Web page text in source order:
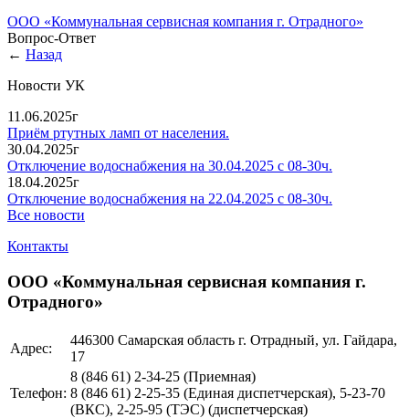
ООО «Коммунальная сервисная компания г. Отрадного»
Вопрос-Ответ
← Назад
Новости УК
11.06.2025г
Приём ртутных ламп от населения.
30.04.2025г
Отключение водоснабжения на 30.04.2025 с 08-30ч.
18.04.2025г
Отключение водоснабжения на 22.04.2025 с 08-30ч.
Все новости
Контакты
ООО «Коммунальная сервисная компания г.
Отрадного»
Адрес:
446300 Самарская область г. Отрадный, ул. Гайдара,
17
Телефон:
8 (846 61) 2-34-25 (Приемная)
8 (846 61) 2-25-35 (Единая диспетчерская), 5-23-70
(ВКС), 2-25-95 (ТЭС) (диспетчерская)